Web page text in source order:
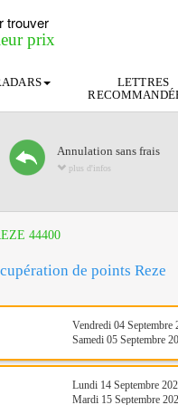
trouver
prix
LETTRES
Annulation sans frais
plus d'infos
44400
de points Reze
Vendredi 04 Septembre
Samedi 05 Septembre
Lundi 14 Septembre
Mardi 15 Septembre